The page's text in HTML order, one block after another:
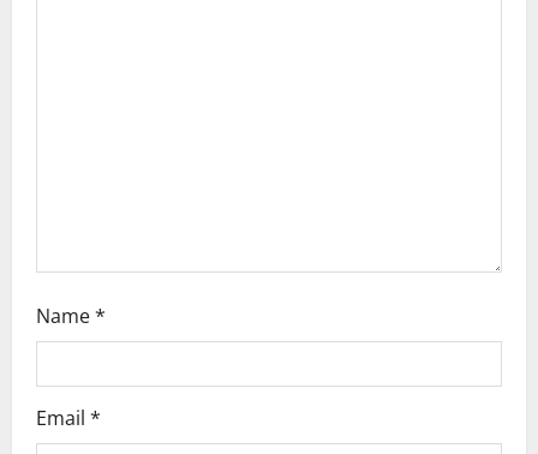
Name*
Email *